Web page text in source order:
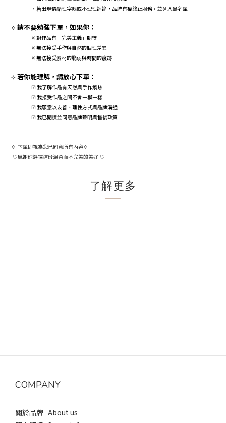
・若出現情緒性字眼或不理性評論，品牌有權終止服務，並列入黑名單
⟡ 請不要勉強下單，如果你：
✕ 對作品有「完美主義」期待
✕ 無法接受手作與自然的個性差異
✕ 無法接受素材的脆弱與時間的痕跡
⟡ 若你能理解，請放心下單：
☑ 我了解作品有天然與手作痕跡
☑ 我接受作品之間不會一模一樣
☑ 我願意以友善、理性方式與品牌溝通
☑ 我已閱讀並同意品牌聲明與售後政策
⟡ 下單即視為您已同意所有內容⟡
♡感謝你選擇這份溫柔而不完美的美好 ♡
了解更多
COMPANY
關於品牌 About us